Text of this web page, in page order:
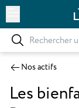
Nos actifs
Les